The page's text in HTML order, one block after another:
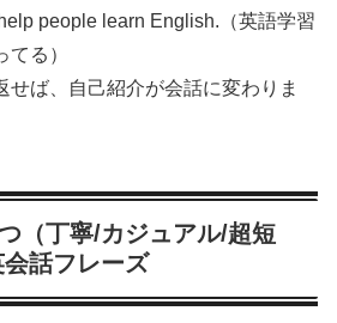
people learn English.（英語学習
る）
せば、自己紹介が会話に変わりま
（丁寧/カジュアル/超短
話フレーズ